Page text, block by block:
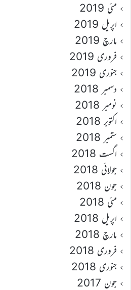
مئی 2019
اپریل 2019
مارچ 2019
فروری 2019
جنوری 2019
دسمبر 2018
نومبر 2018
اکتوبر 2018
ستمبر 2018
اگست 2018
جولائی 2018
جون 2018
مئی 2018
اپریل 2018
مارچ 2018
فروری 2018
جنوری 2018
جون 2017